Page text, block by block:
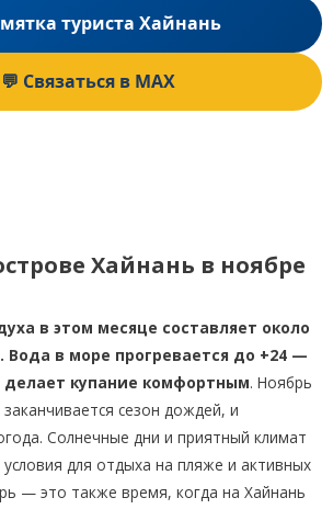
туриста Хайнань
💬 Связаться в MAX
Хайнань в ноябре
в этом месяце составляет около
Вода в море прогревается до +24 —
делает купание комфортным. Ноябрь
сезон дождей, и
Солнечные дни и приятный климат
для отдыха на пляже и активных
— это также время, когда на Хайнань